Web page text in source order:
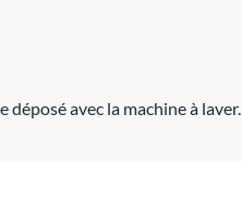
avec la machine à laver.